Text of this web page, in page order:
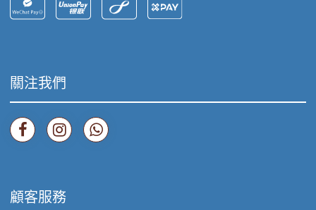
關注我們
顧客服務